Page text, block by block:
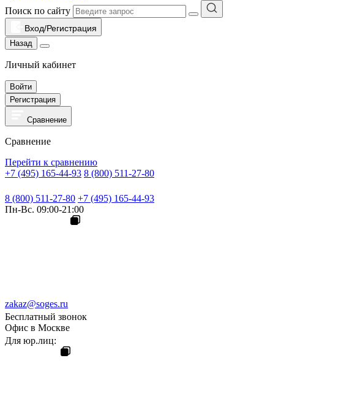
Поиск по сайту
Вход/Регистрация
Назад
Личный кабинет
Войти
Регистрация
Сравнение
Сравнение
Перейти к сравнению
+7 (495) 165-44-93 8 (800) 511-27-80
8 (800) 511-27-80 +7 (495) 165-44-93
Пн-Вс. 09:00-21:00
zakaz@soges.ru
Бесплатный звонок
Офис в Москве
Для юр.лиц: